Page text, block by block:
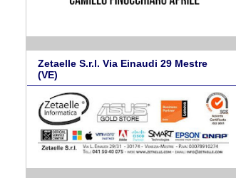
Zetaelle S.r.l. Via Einaudi 29 Mestre
(VE)